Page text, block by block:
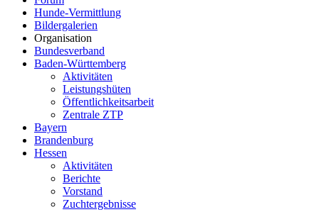
Hunde-Vermittlung
Bildergalerien
Organisation
Bundesverband
Baden-Württemberg
Aktivitäten
Leistungshüten
Öffentlichkeitsarbeit
Zentrale ZTP
Bayern
Brandenburg
Hessen
Aktivitäten
Berichte
Vorstand
Zuchtergebnisse